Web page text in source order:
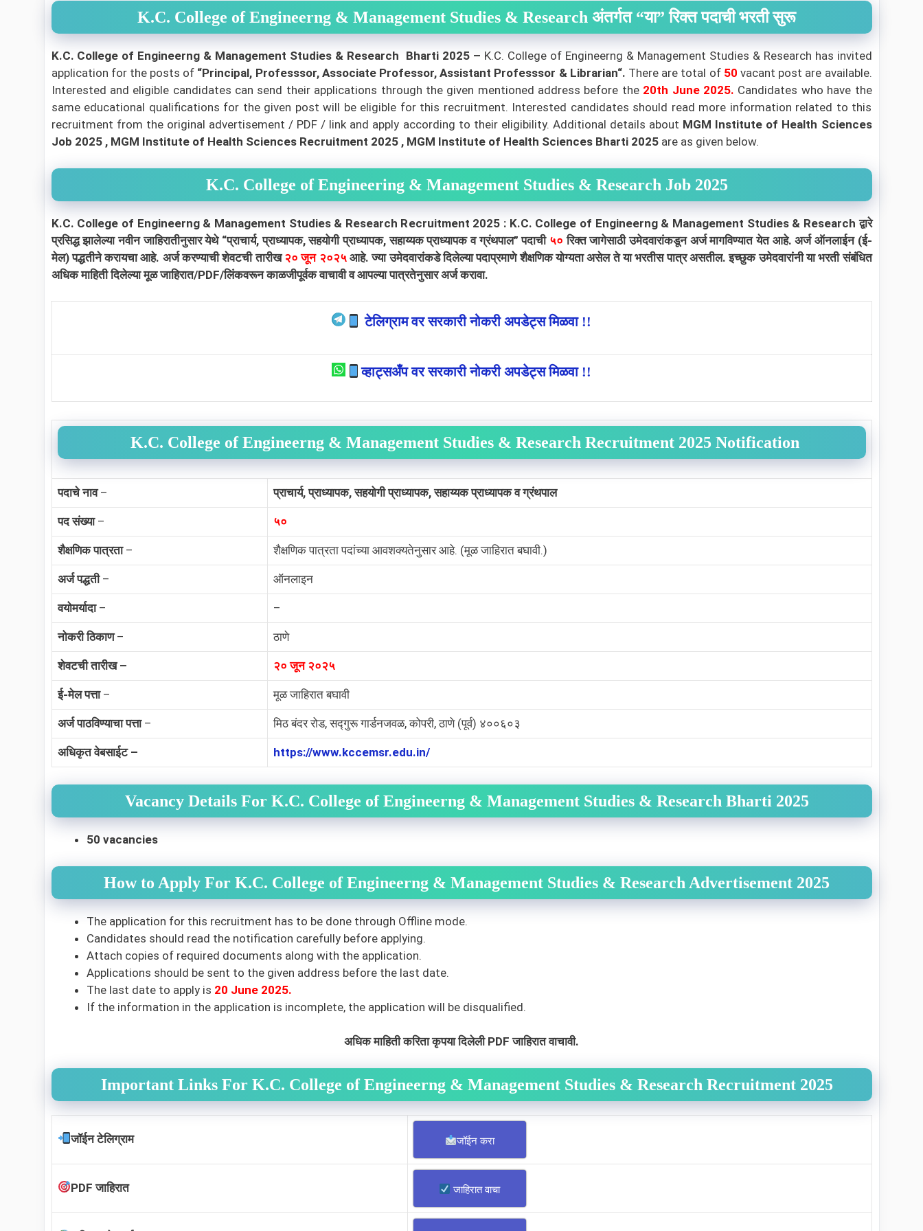
K.C. College of Engineerng & Management Studies & Research अंतर्गत “या” रिक्त पदाची भरती सुरू
K.C. College of Engineerng & Management Studies & Research Bharti 2025 – K.C. College of Engineerng & Management Studies & Research has invited
application for the posts of “Principal, Professsor, Associate Professor, Assistant Professsor & Librarian“. There are total of 50 vacant post are available.
Interested and eligible candidates can send their applications through the given mentioned address before the 20th June 2025. Candidates who have the
same educational qualifications for the given post will be eligible for this recruitment. Interested candidates should read more information related to this
recruitment from the original advertisement / PDF / link and apply according to their eligibility. Additional details about MGM Institute of Health Sciences
Job 2025 , MGM Institute of Health Sciences Recruitment 2025 , MGM Institute of Health Sciences Bharti 2025 are as given below.
K.C. College of Engineering & Management Studies & Research Job 2025
K.C. College of Engineerng & Management Studies & Research Recruitment 2025 : K.C. College of Engineerng & Management Studies & Research द्वारे
प्रसिद्ध झालेल्या नवीन जाहिरातीनुसार येथे “प्राचार्य, प्राध्यापक, सहयोगी प्राध्यापक, सहाय्यक प्राध्यापक व ग्रंथपाल” पदाची ५०रिक्त जागेसाठी उमेदवारांकडून अर्ज मागविण्यात येत आहे. अर्ज ऑनलाईन (ई-
मेल) पद्धतीने करायचा आहे. अर्ज करण्याची शेवटची तारीख२० जून २०२५आहे. ज्या उमेदवारांकडे दिलेल्या पदाप्रमाणे शैक्षणिक योग्यता असेल ते या भरतीस पात्र असतील. इच्छुक उमेदवारांनी या भरती संबंधित
अधिक माहिती दिलेल्या मूळ जाहिरात/PDF/लिंकवरून काळजीपूर्वक वाचावी व आपल्या पात्रतेनुसार अर्ज करावा.
टेलिग्राम वर सरकारी नोकरी अपडेट्स मिळवा !!
व्हाट्सअँप वर सरकारी नोकरी अपडेट्स मिळवा !!
K.C. College of Engineerng & Management Studies & Research Recruitment 2025 Notification
पदाचे नाव– प्राचार्य, प्राध्यापक, सहयोगी प्राध्यापक, सहाय्यक प्राध्यापक व ग्रंथपाल
पद संख्या– ५०
शैक्षणिक पात्रता– शैक्षणिक पात्रता पदांच्या आवशक्यतेनुसार आहे. (मूळ जाहिरात बघावी.)
अर्ज पद्धती– ऑनलाइन
वयोमर्यादा– –
नोकरी ठिकाण– ठाणे
शेवटची तारीख – २० जून २०२५
ई-मेल पत्ता– मूळ जाहिरात बघावी
अर्ज पाठविण्याचा पत्ता– मिठ बंदर रोड, सद्गुरू गार्डनजवळ, कोपरी, ठाणे (पूर्व) ४००६०३
अधिकृत वेबसाईट – https://www.kccemsr.edu.in/
Vacancy Details For K.C. College of Engineerng & Management Studies & Research Bharti 2025
50 vacancies
How to Apply For K.C. College of Engineerng & Management Studies & Research Advertisement 2025
The application for this recruitment has to be done through Offline mode.
Candidates should read the notification carefully before applying.
Attach copies of required documents along with the application.
Applications should be sent to the given address before the last date.
The last date to apply is 20 June 2025.
If the information in the application is incomplete, the application will be disqualified.
अधिक माहिती करिता कृपया दिलेली PDF जाहिरात वाचावी.
Important Links For K.C. College of Engineerng & Management Studies & Research Recruitment 2025
जॉईन टेलिग्राम जॉईन करा
PDF जाहिरात जाहिरात वाचा